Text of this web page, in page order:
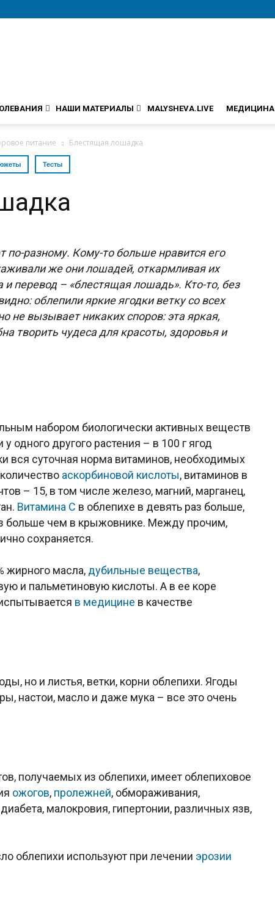
НАШИ МАТЕРИАЛЫ MALYSHEVA.LIVE МЕДИЦИНА
питание Блестящая лошадка
Тесты
по-разному. Кому-то больше нравится его
же они лошадей, откармливая их
перевод – «блестящая лошадь». Кто-то, без
облепили яркие ягодки ветку со всех
не вызывает никаких споров: эта яркая,
творить чудеса для красоты, здоровья и
набором биологически активных веществ
одного другого растения – в 100 г ягод
вся суточная норма витаминов, необходимых
аскорбиновой кислоты, витаминов в
– 15, в том числе железо, магний, марганец,
Витамина С в облепихе в девять раз больше,
больше чем в крыжовнике. Между прочим,
сохраняется.
жирного масла, дубильные вещества,
и пальметиновую кислоты. А в ее коре
в медицине в качестве
но и листья, ветки, корни облепихи. Ягоды
настои, масло и даже мука – все это очень
получаемых из облепихи, имеет облепиховое
ожогов, пролежней, обмораживания,
диабета, малокровия, гипертонии, различных язв,
облепихи используют при лечении эрозии